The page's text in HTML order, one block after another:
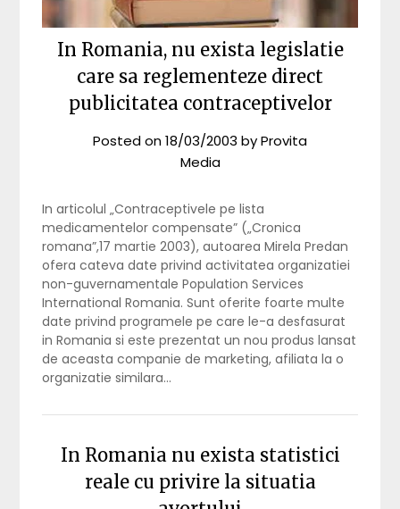
In Romania, nu exista legislatie
care sa reglementeze direct
publicitatea contraceptivelor
Posted on18/03/2003 byProvita
Media
In articolul „Contraceptivele pe lista
medicamentelor compensate” („Cronica
romana”,17 martie 2003), autoarea Mirela Predan
ofera cateva date privind activitatea organizatiei
non-guvernamentale Population Services
International Romania. Sunt oferite foarte multe
date privind programele pe care le-a desfasurat
in Romania si este prezentat un nou produs lansat
de aceasta companie de marketing, afiliata la o
organizatie similara…
In Romania nu exista statistici
reale cu privire la situatia